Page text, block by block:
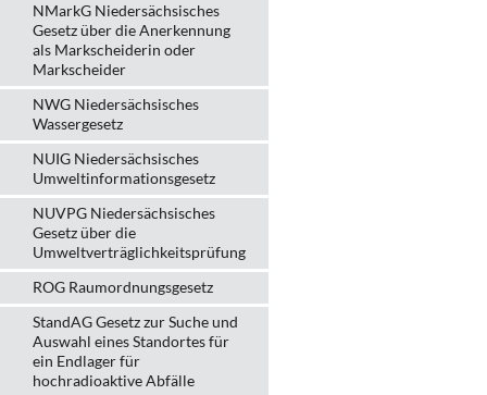
NMarkG Niedersächsisches
Gesetz über die Anerkennung
als Markscheiderin oder
Markscheider
NWG Niedersächsisches
Wassergesetz
NUIG Niedersächsisches
Umweltinformationsgesetz
NUVPG Niedersächsisches
Gesetz über die
Umweltverträglichkeitsprüfung
ROG Raumordnungsgesetz
StandAG Gesetz zur Suche und
Auswahl eines Standortes für
ein Endlager für
hochradioaktive Abfälle